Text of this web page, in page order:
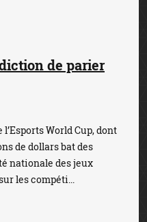
de parier
l’Esports World Cup, dont
de dollars bat des
nationale des jeux
les compéti...